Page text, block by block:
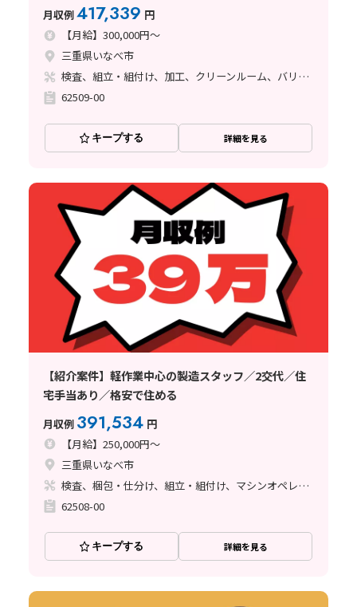
月収例417,339 円
【月給】300,000円～
三重県いなべ市
検査、組立・組付け、加工、クリーンルーム、バリ取り
62509-00
キープする 詳細を見る
【紹介案件】軽作業中心の製造スタッフ／2交代／住
宅手当あり／格安で住める
月収例 391,534 円
【月給】250,000円～
三重県いなべ市
検査、梱包・仕分け、組立・組付け、マシンオペレーター
62508-00
キープする 詳細を見る